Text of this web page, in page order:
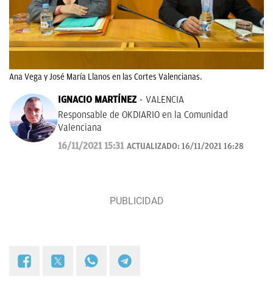
Ana Vega y José María Llanos en las Cortes Valencianas.
IGNACIO MARTÍNEZ
VALENCIA
Responsable de OKDIARIO en la Comunidad
Valenciana
16/11/2021 15:31 ACTUALIZADO: 16/11/2021 16:28